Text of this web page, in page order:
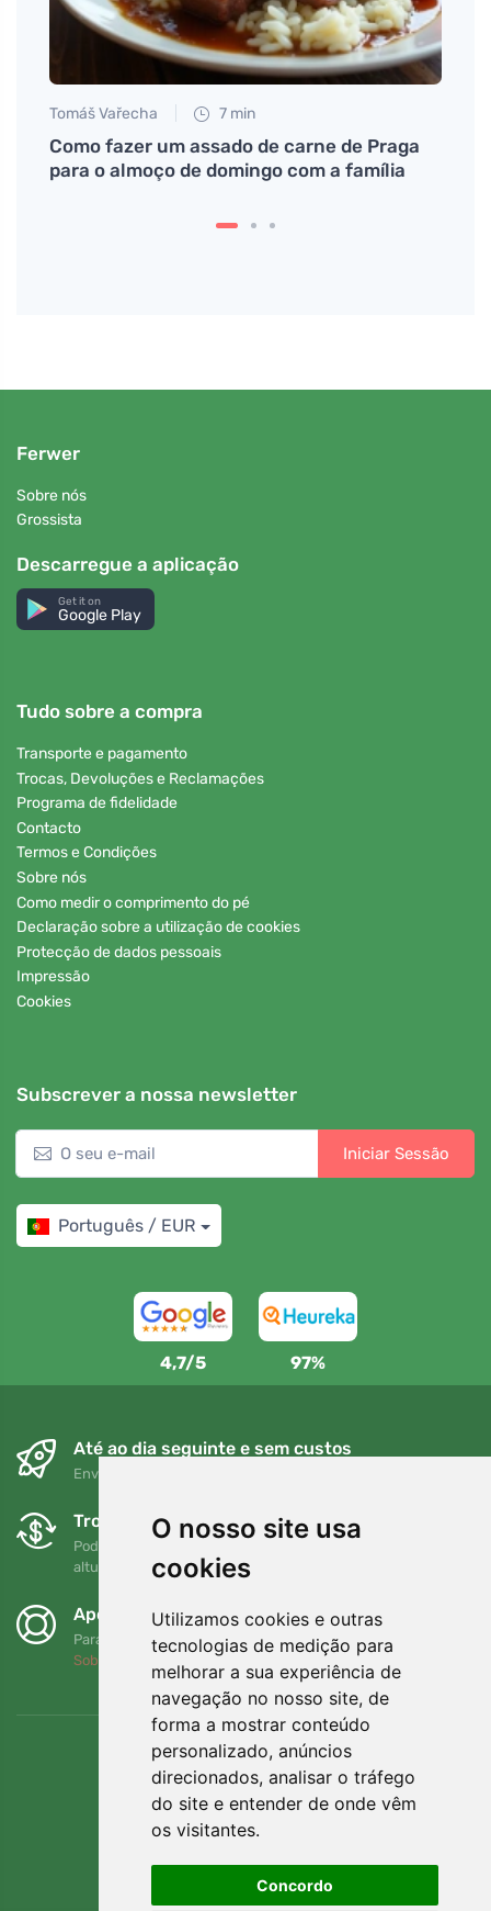
O nosso site usa
cookies
Utilizamos cookies e outras
tecnologias de medição para
melhorar a sua experiência de
navegação no nosso site, de
forma a mostrar conteúdo
personalizado, anúncios
direcionados, analisar o tráfego
do site e entender de onde vêm
os visitantes.
Concordo
Tomáš Vařecha 7 min
Como fazer um assado de carne de Praga
para o almoço de domingo com a família
Ferwer
Sobre nós
Grossista
Descarregue a aplicação
Get it on
Google Play
Tudo sobre a compra
Transporte e pagamento
Trocas, Devoluções e Reclamações
Programa de fidelidade
Contacto
Termos e Condições
Sobre nós
Como medir o comprimento do pé
Declaração sobre a utilização de cookies
Protecção de dados pessoais
Impressão
Cookies
Subscrever a nossa newsletter
Iniciar Sessão
Português / EUR
4,7/5 97%
Até ao dia seguinte e sem custos
Envio gratuito para encomendas superiores a 80 EUR
Trocas e devoluções gratuitas
Pode devolver ou trocar a sua encomenda em qualquer
altura no prazo de 90 dias
Apoiamos a Trees.org
Para cada encomenda plantamos uma árvore! Leia mais
Sobre nós